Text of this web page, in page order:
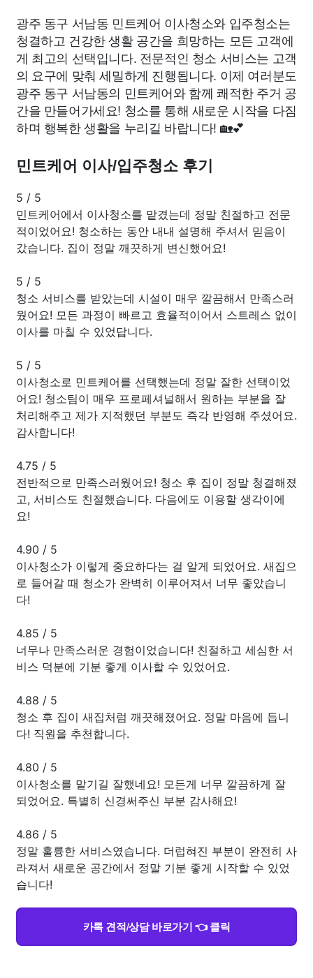
광주 동구 서남동 민트케어 이사청소와 입주청소는
청결하고 건강한 생활 공간을 희망하는 모든 고객에
게 최고의 선택입니다. 전문적인 청소 서비스는 고객
의 요구에 맞춰 세밀하게 진행됩니다. 이제 여러분도
광주 동구 서남동의 민트케어와 함께 쾌적한 주거 공
간을 만들어가세요! 청소를 통해 새로운 시작을 다짐
하며 행복한 생활을 누리길 바랍니다! 🏡💕
민트케어 이사/입주청소 후기
5 / 5
민트케어에서 이사청소를 맡겼는데 정말 친절하고 전문
적이었어요! 청소하는 동안 내내 설명해 주셔서 믿음이
갔습니다. 집이 정말 깨끗하게 변신했어요!
5 / 5
청소 서비스를 받았는데 시설이 매우 깔끔해서 만족스러
웠어요! 모든 과정이 빠르고 효율적이어서 스트레스 없이
이사를 마칠 수 있었답니다.
5 / 5
이사청소로 민트케어를 선택했는데 정말 잘한 선택이었
어요! 청소팀이 매우 프로페셔널해서 원하는 부분을 잘
처리해주고 제가 지적했던 부분도 즉각 반영해 주셨어요.
감사합니다!
4.75 / 5
전반적으로 만족스러웠어요! 청소 후 집이 정말 청결해졌
고, 서비스도 친절했습니다. 다음에도 이용할 생각이에
요!
4.90 / 5
이사청소가 이렇게 중요하다는 걸 알게 되었어요. 새집으
로 들어갈 때 청소가 완벽히 이루어져서 너무 좋았습니
다!
4.85 / 5
너무나 만족스러운 경험이었습니다! 친절하고 세심한 서
비스 덕분에 기분 좋게 이사할 수 있었어요.
4.88 / 5
청소 후 집이 새집처럼 깨끗해졌어요. 정말 마음에 듭니
다! 직원을 추천합니다.
4.80 / 5
이사청소를 맡기길 잘했네요! 모든게 너무 깔끔하게 잘
되었어요. 특별히 신경써주신 부분 감사해요!
4.86 / 5
정말 훌륭한 서비스였습니다. 더럽혀진 부분이 완전히 사
라져서 새로운 공간에서 정말 기분 좋게 시작할 수 있었
습니다!
카톡 견적/상담 바로가기 👈 클릭